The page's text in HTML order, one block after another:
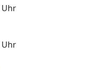
Uhr
Uhr